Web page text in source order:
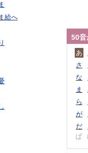
給へ
50音
あ
さ
な
ま
ら
が
だ
ぱ